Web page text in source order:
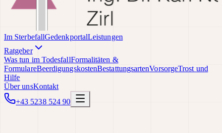
Im SterbefallGedenkportalLeistungen
Ratgeber
Was tun im TodesfallFormalitäten &
FormulareBeerdigungskostenBestattungsartenVorsorgeTrost und
Hilfe
Über unsKontakt
+43 5238 524 90